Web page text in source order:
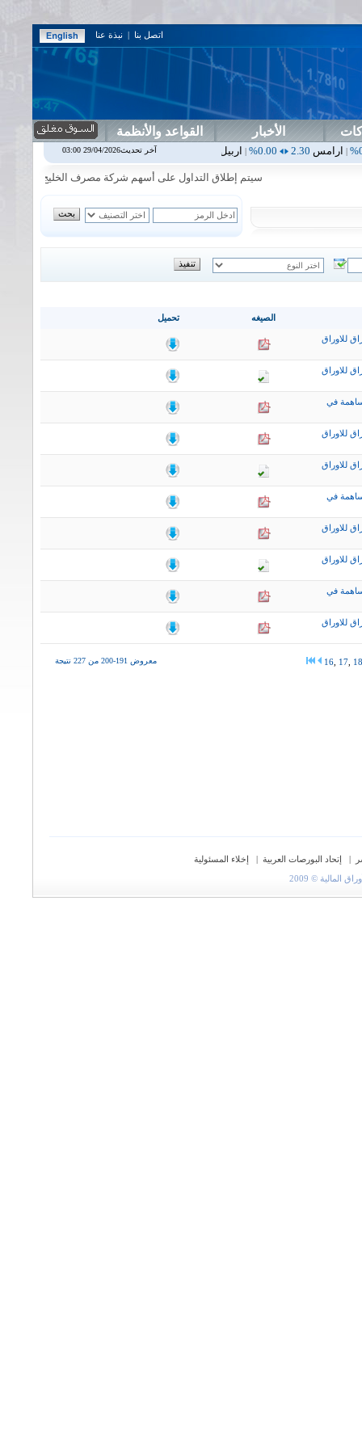
اتصل بنا | نبذة عنا
الأخبار القواعد والأنظمة
0.00%
|اربيل0.00
0.00%
0.00%
|اسفنج1.87
سيتم إطلاق التداول على أسهم شركة مصرف الخليج التجاري في جلسة
تحميل الصيغه
للاوراق
للاوراق
في
للاوراق
للاوراق
في
للاوراق
للاوراق
في
للاوراق
معروض 191-200 من 227 نتيجة 16 17 18
| إتحاد البورصات العربية |
إخلاء المسئولية
© 2009